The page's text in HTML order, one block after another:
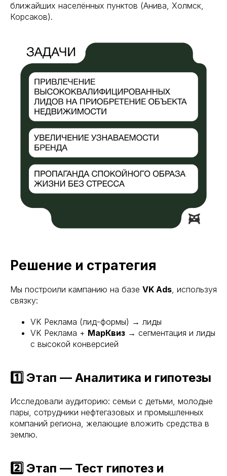
ближайших населённых пунктов (Анива, Холмск,
Корсаков).
Решение и стратегия
Мы построили кампанию на базе VK Ads, используя
связку:
VK Реклама (лид-формы) → лиды
VK Реклама + МарКвиз → сегментация и лиды
с высокой конверсией
1️⃣ Этап — Аналитика и гипотезы
Исследовали аудиторию: семьи с детьми, молодые
пары, сотрудники нефтегазовых и промышленных
компаний региона, желающие вложить средства в
землю.
2️⃣ Этап — Тест гипотез и